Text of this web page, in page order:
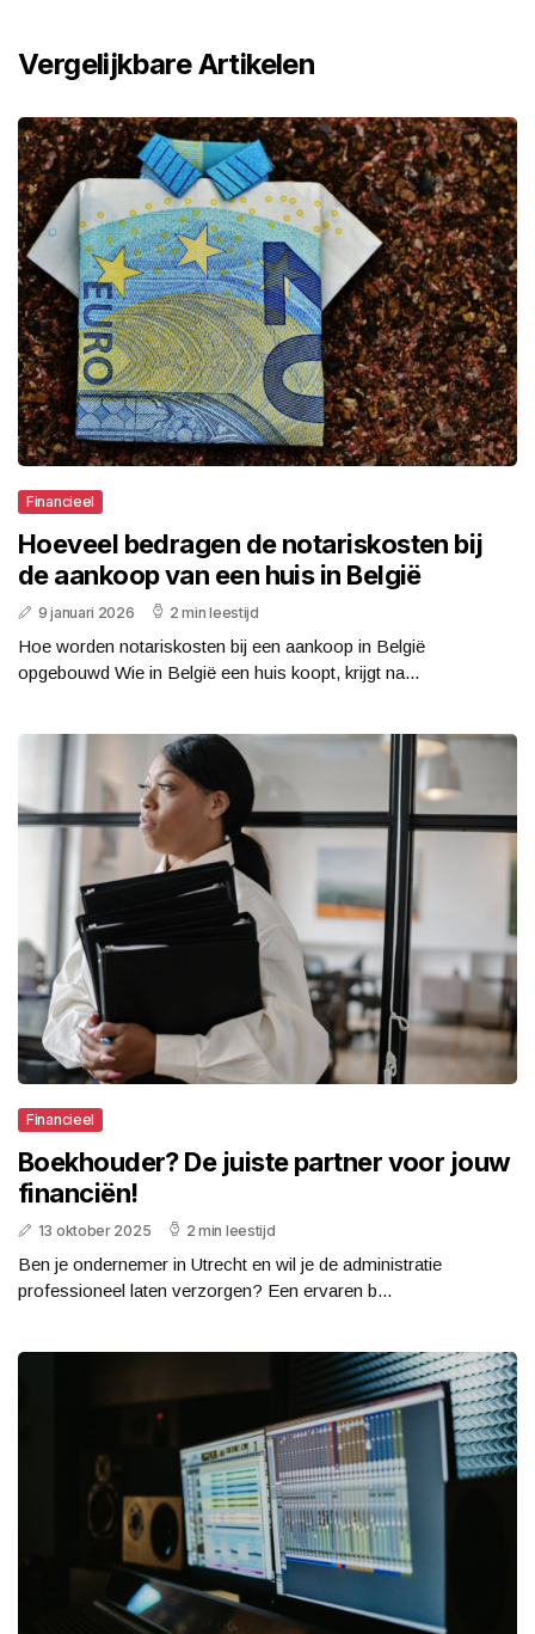
Vergelijkbare Artikelen
Financieel
Hoeveel bedragen de notariskosten bij
de aankoop van een huis in België
9 januari 2026 2 min leestijd
Hoe worden notariskosten bij een aankoop in België
opgebouwd Wie in België een huis koopt, krijgt na...
Financieel
Boekhouder? De juiste partner voor jouw
financiën!
13 oktober 2025 2 min leestijd
Ben je ondernemer in Utrecht en wil je de administratie
professioneel laten verzorgen? Een ervaren b...